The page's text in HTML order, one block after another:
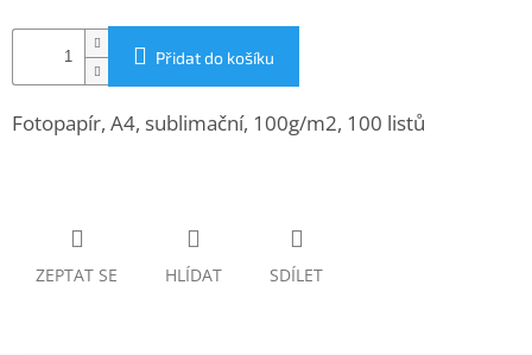
www.inpraise.cz
Gaming
tablety
Přidat do košíku
Fotopapír, A4, sublimační, 100g/m2, 100 listů
ZEPTAT SE HLÍDAT SDÍLET